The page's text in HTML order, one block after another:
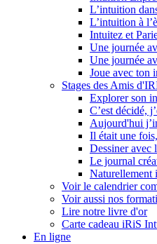
L’intuition
L’intuition à
Intuitez et
Une journée
Une journée
Joue avec ton
Stages des Amis
Explorer son
C’est décidé,
Aujourd'hui
Il était une
Dessiner avec
Le journal
Naturellement
Voir le calendrier
Voir aussi nos
Lire notre livre d'or
Carte cadeau iRiS
En ligne